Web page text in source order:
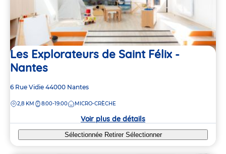
Les Explorateurs de Saint Félix -
Nantes
Adresse
la
6 Rue Vidie 44000 Nantes
DISTANCE
2,8 KM 8:00-19:00 MICRO-CRÈCHE
Voir plus de détails
Sélectionnée Retirer Sélectionner